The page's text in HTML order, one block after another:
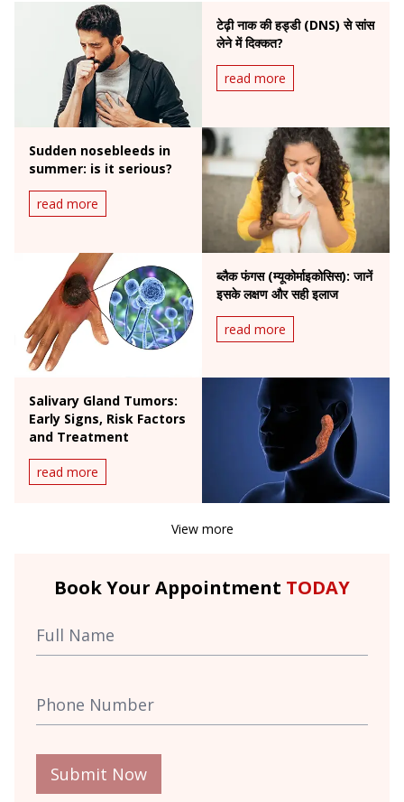
टेढ़ी नाक की हड्डी (DNS) से सांस
लेने में दिक्कत?
read more
Sudden nosebleeds in
summer: is it serious?
read more
ब्लैक फंगस (म्यूकोर्माइकोसिस): जानें
इसके लक्षण और सही इलाज
read more
Salivary Gland Tumors:
Early Signs, Risk Factors
and Treatment
read more
View more
Book Your Appointment TODAY
Submit Now